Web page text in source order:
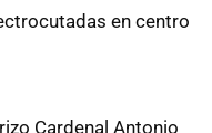
en centro
Cardenal Antonio